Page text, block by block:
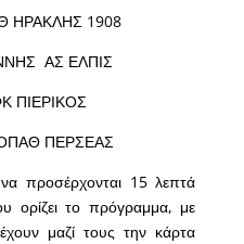
ΗΡΑΚΛΗΣ 1908
ΑΣ ΕΛΠΙΣ
ΠΙΕΡΙΚΟΣ
ΠΕΡΣΕΑΣ
προσέρχονται 15 λεπτά
ορίζει το πρόγραμμα, με
μαζί τους την κάρτα